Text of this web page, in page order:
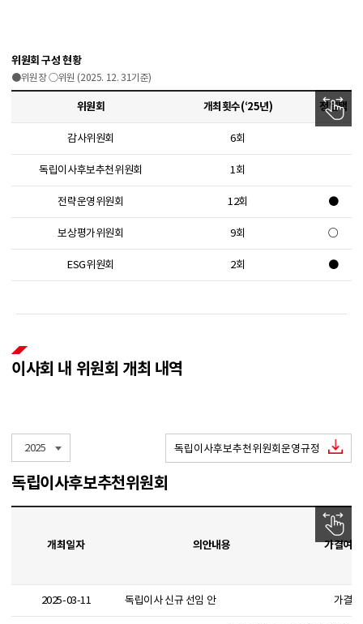
위원회 구성 현황
●위원장 ○위원 (2025. 12. 31기준)
위원회 개최횟수(‘25년) 정일택
감사위원회 6회
독립이사후보추천위원회 1회
전략운영위원회 12회 ●
보상평가위원회 9회 ○
ESG위원회 2회 ●
이사회 내 위원회 개최 내역
2025 독립이사후보추천위원회운영규정
독립이사후보추천위원회
개최일자 의안내용 가결여부
2025-03-11 독립이사 신규 선임 안 가결